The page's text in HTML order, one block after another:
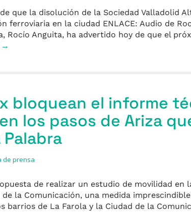
que la disolución de la Sociedad Valladolid
ferroviaria en la ciudad ENLACE: Audio de
Rocío Anguita, ha advertido hoy de que el
→
bloquean el informe
los pasos de Ariza
Palabra
de prensa
de realizar un estudio de movilidad en
de la Comunicación, una medida
de La Farola y la Ciudad de la